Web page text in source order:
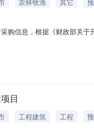
购信息，根据《财政部关
为水泥混凝土路面结构，总
目
工程建筑 工程